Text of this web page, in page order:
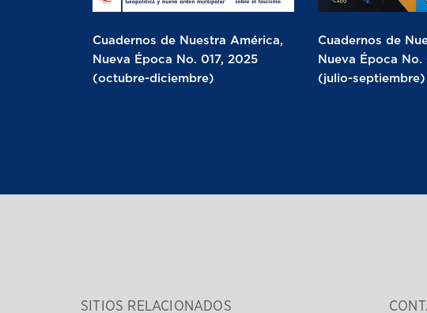
Cuadernos de Nuestra América,
Nueva Época No. 017, 2025
(octubre-diciembre)
Cuadernos de
Nueva Época No.
(julio-septiembre)
SITIOS RELACIONADOS